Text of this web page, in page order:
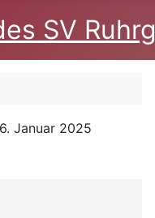
SV
Januar 2025